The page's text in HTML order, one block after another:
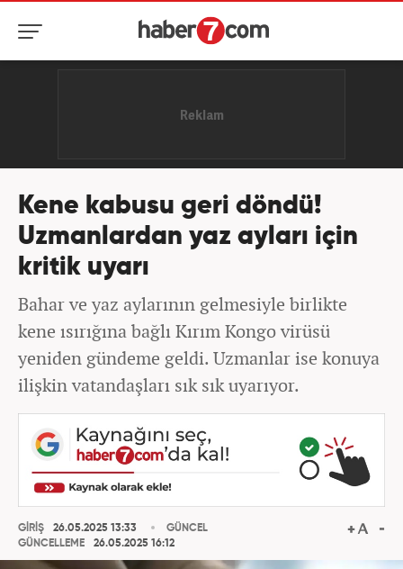
Kene kabusu geri döndü!
Uzmanlardan yaz ayları için
kritik uyarı
Bahar ve yaz aylarının gelmesiyle birlikte
kene ısırığına bağlı Kırım Kongo virüsü
yeniden gündeme geldi. Uzmanlar ise konuya
ilişkin vatandaşları sık sık uyarıyor.
GİRİŞ
26.05.2025 13:33
GÜNCELLEME
26.05.2025 16:12
GÜNCEL